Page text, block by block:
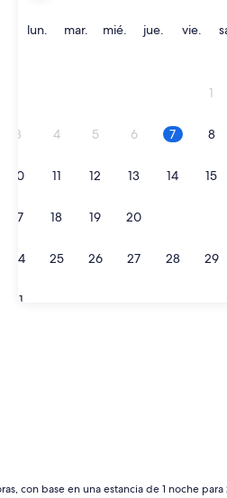
son
lun. lunesmar. martes
mié. miércoles
jue. jueves
vie.
1
3 4 5 6 7 8
10 11 12 13 14 15
17 18 19 20
24 25 26 27 28 29
31
con base en una estancia de 1 noche